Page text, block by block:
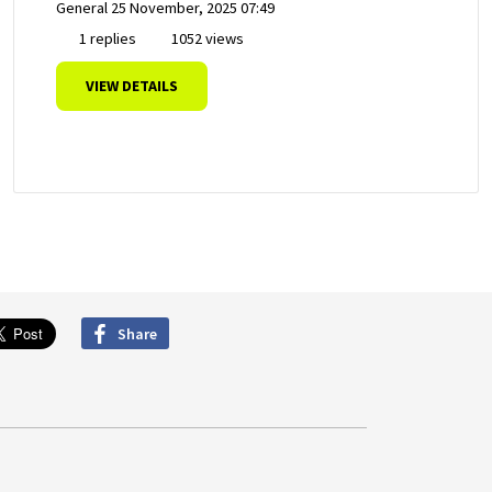
General 25 November, 2025 07:49
1 replies
1052 views
VIEW DETAILS
Share